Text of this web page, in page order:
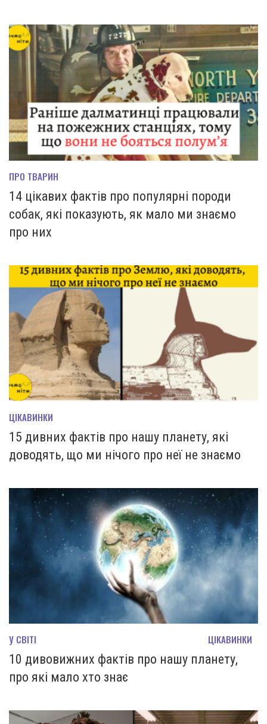
ПРО ТВАРИН
14 цікавих фактів про популярні породи
собак, які показують, як мало ми знаємо
про них
ЦІКАВИНКИ
15 дивних фактів про нашу планету, які
доводять, що ми нічого про неї не знаємо
У СВІТІ ЦІКАВИНКИ
10 дивовижних фактів про нашу планету,
про які мало хто знає